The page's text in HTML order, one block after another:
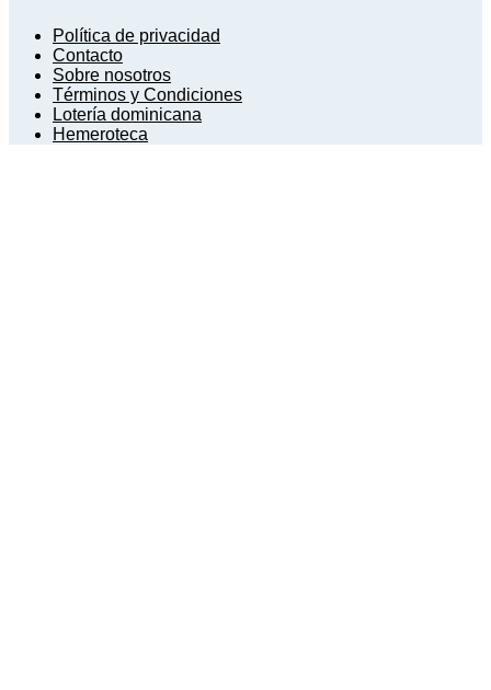
Política de privacidad
Contacto
Sobre nosotros
Términos y Condiciones
Lotería dominicana
Hemeroteca